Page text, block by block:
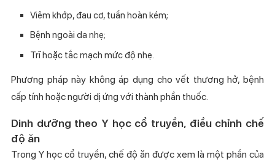
Viêm khớp, đau cơ, tuần hoàn kém;
Bệnh ngoài da nhẹ;
Trĩ hoặc tắc mạch mức độ nhẹ.
Phương pháp này không áp dụng cho vết thương hở, bệnh
cấp tính hoặc người dị ứng với thành phần thuốc.
Dinh dưỡng theo Y học cổ truyền, điều chỉnh chế
độ ăn
Trong Y học cổ truyền, chế độ ăn được xem là một phần của